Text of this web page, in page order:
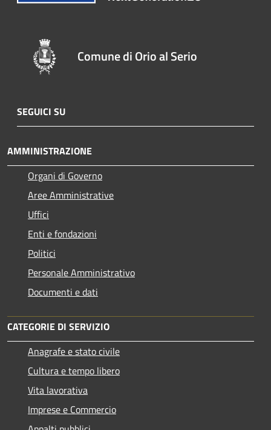
Comune di Orio al Serio
SEGUICI SU
AMMINISTRAZIONE
Organi di Governo
Aree Amministrative
Uffici
Enti e fondazioni
Politici
Personale Amministrativo
Documenti e dati
CATEGORIE DI SERVIZIO
Anagrafe e stato civile
Cultura e tempo libero
Vita lavorativa
Imprese e Commercio